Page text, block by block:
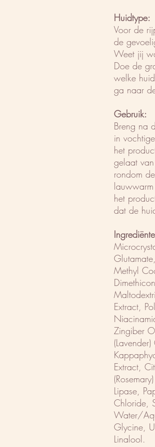
Huidtype:
Voor de
de
Weet jij
Doe de
welke
ga naar
Gebruik:
Breng na
in
het
gelaat
rondom
het
dat de
Methyl
Extract,
Zingiber
Extract,
Lipase,
Chloride,
Water/
Glycine,
Linalool.